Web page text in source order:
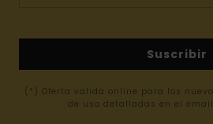
Suscribir
(*) Oferta valida online para los
de uso detalladas en el